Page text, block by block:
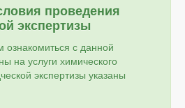
проведения
экспертизы
ознакомиться с данной
на услуги химического
экспертизы указаны